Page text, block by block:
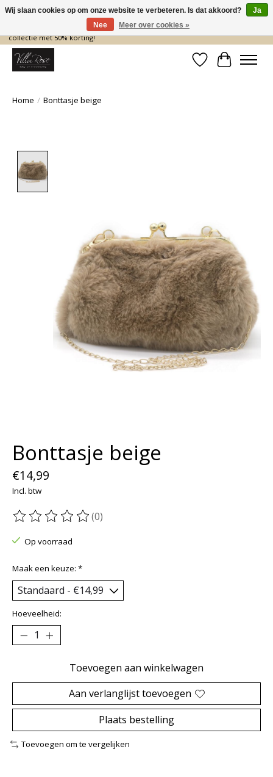
De nieuwe collectie komt eraan… en wij maken ruimte! Shop nu de zomer
collectie met 50% korting!
Verlanglijst
Home / Bonttasje beige
Bonttasje beige
€14,99
Incl. btw
De beoordeling van dit product is
(0)
Op voorraad
Maak een keuze: *
Hoeveelheid:
Toevoegen aan winkelwagen
Aan verlanglijst toevoegen
Plaats bestelling
Toevoegen om te vergelijken
Wij slaan cookies op om onze website te verbeteren. Is dat akkoord?
Ja
Nee
Meer over cookies »